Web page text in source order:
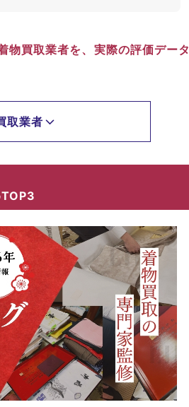
物買取業者を、実際の評価データ
取業者